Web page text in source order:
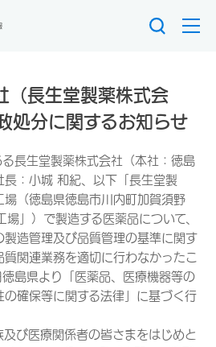
（長生堂製薬株式会
処分に関するお知らせ
長生堂製薬株式会社（本社：徳島
長：小城 和紀、以下「長生堂製
（徳島県徳島市川内町加賀須野
」）で製造する医薬品について、
製造管理及び品質管理の基準に関す
関連業務を適切に行わなかったこ
島県より「医薬品、医療機器等の
の確保等に関する法律」に基づく行
び医療関係者の皆さまをはじめと